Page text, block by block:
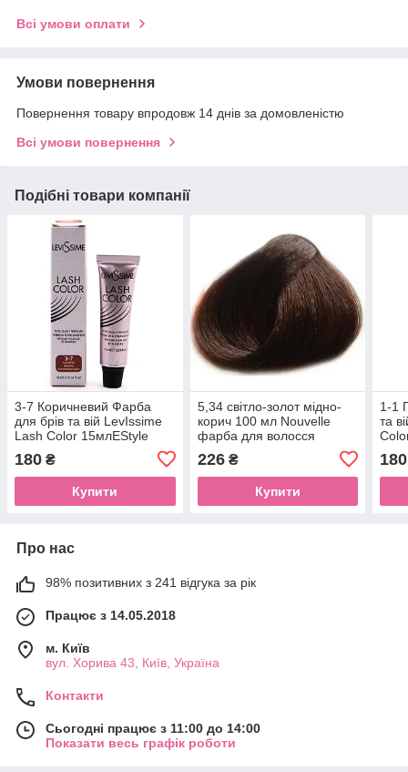
Всі умови оплати
Умови повернення
Повернення товару впродовж 14 днів за домовленістю
Всі умови повернення
Подібні товари компанії
3-7 Коричневий Фарба
для брів та вій LevIssime
Lash Color 15млEStyle
180 ₴
Купити
5,34 світло-золот мідно-
корич 100 мл Nouvelle
фарба для волосся
226₴
Купити
1-1
та
180
Про нас
98% позитивних з 241 відгука за рік
Працює з 14.05.2018
м. Київ
вул. Хорива 43, Київ, Україна
Контакти
Сьогодні працює з 11:00 до 14:00
Показати весь графік роботи